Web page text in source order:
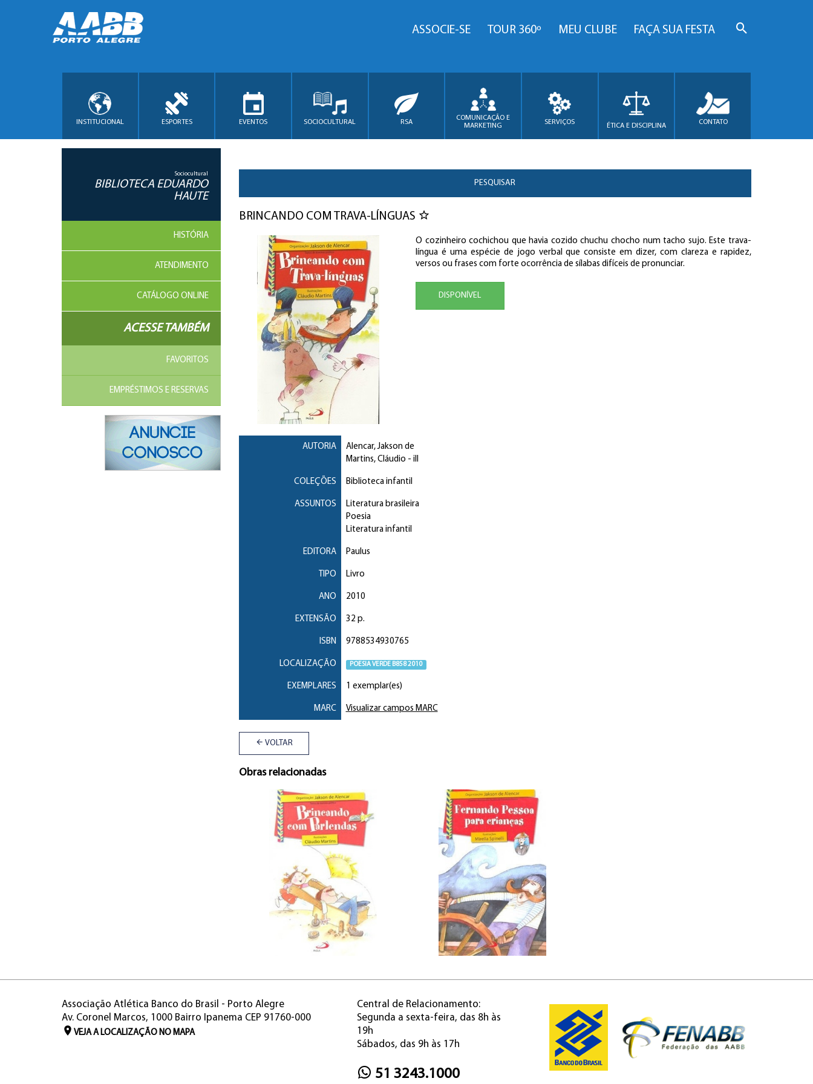
ASSOCIE-SE TOUR 360º MEU CLUBE FAÇA SUA FESTA
INSTITUCIONAL ESPORTES EVENTOS SOCIOCULTURAL RSA
COMUNICAÇÃO E
MARKETING
SERVIÇOS ÉTICA E DISCIPLINA CONTATO
Sociocultural
BIBLIOTECA EDUARDO
HAUTE
HISTÓRIA
ATENDIMENTO
CATÁLOGO ONLINE
ACESSE TAMBÉM
FAVORITOS
EMPRÉSTIMOS E RESERVAS
PESQUISAR
BRINCANDO COM TRAVA-LÍNGUAS
O cozinheiro cochichou que havia cozido chuchu chocho num tacho sujo. Este trava-
língua é uma espécie de jogo verbal que consiste em dizer, com clareza e rapidez,
versos ou frases com forte ocorrência de sílabas difíceis de pronunciar.
DISPONÍVEL
AUTORIA
Alencar, Jakson de
Martins, Cláudio - ill
COLEÇÕES Biblioteca infantil
ASSUNTOS
Literatura brasileira
Poesia
Literatura infantil
EDITORA Paulus
TIPO Livro
ANO 2010
EXTENSÃO 32 p.
ISBN 9788534930765
LOCALIZAÇÃO POESIA VERDE B858 2010
EXEMPLARES 1 exemplar(es)
MARC Visualizar campos MARC
VOLTAR
Obras relacionadas
Associação Atlética Banco do Brasil - Porto Alegre
Av. Coronel Marcos, 1000 Bairro Ipanema CEP 91760-000
VEJA A LOCALIZAÇÃO NO MAPA
Central de Relacionamento:
Segunda a sexta-feira, das 8h às
19h
Sábados, das 9h às 17h
51 3243.1000